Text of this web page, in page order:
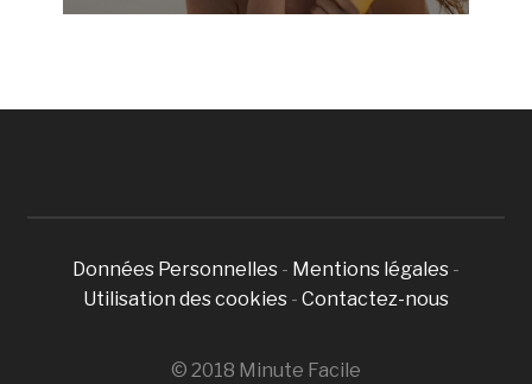
Données Personnelles - Mentions légales -
Utilisation des cookies - Contactez-nous
© 2018 Minute Facile